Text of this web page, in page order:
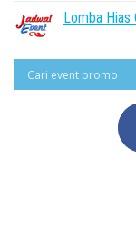
Lomba Hias